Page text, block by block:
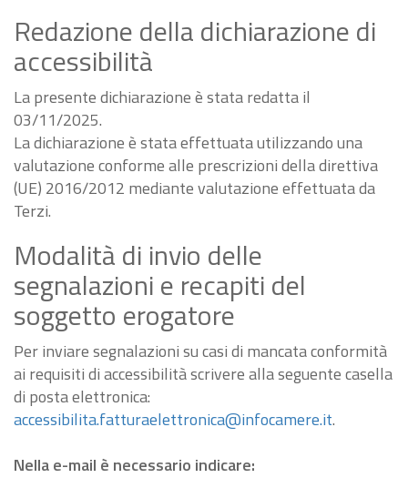
Redazione della dichiarazione di
accessibilità
La presente dichiarazione è stata redatta il
03/11/2025.
La dichiarazione è stata effettuata utilizzando una
valutazione conforme alle prescrizioni della direttiva
(UE) 2016/2012 mediante valutazione effettuata da
Terzi.
Modalità di invio delle
segnalazioni e recapiti del
soggetto erogatore
Per inviare segnalazioni su casi di mancata conformità
ai requisiti di accessibilità scrivere alla seguente casella
di posta elettronica:
accessibilita.fatturaelettronica@infocamere.it.
Nella e-mail è necessario indicare: